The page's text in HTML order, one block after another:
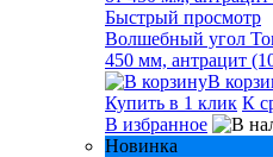
Быстрый просмотр
Волшебный угол
450 мм, антрацит
В
Купить в 1 клик К
В избранное
Новинка